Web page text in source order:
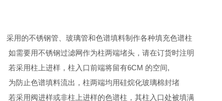
采用的不锈钢管、玻璃管和色谱填料制作各种填充色谱柱
如需要用不锈钢过滤网作为柱两端堵头，请在订货时注明
若采用柱上进样，柱入口前端将留有6CM 的空间,
为防止色谱填料流出，柱两端均用硅烷化玻璃棉封堵
若采用阀进样或非柱上进样的色谱柱，其柱入口处被填满